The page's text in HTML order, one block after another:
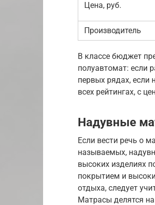
Цена, руб.
Производитель
В классе бюджет
полуавтомат: если
первых рядах,
всех рейтингах, с
Надувные
Если вести речь о
называемых,
высоких изделиях
покрытием и
отдыха, следует
Матрасы делятся на